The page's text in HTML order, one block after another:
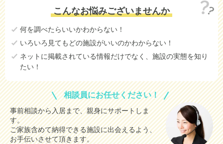
こんなお悩みございませんか
何を調べたらいいかわからない！
いろいろ見てもどの施設がいいのかわからない！
ネットに掲載されている情報だけでなく、施設の実態を知り
たい！
相談員にお任せください！
事前相談から入居まで、親身にサポートしま
す。
ご家族含めて納得できる施設に出会えるよう、
お手伝いさせて頂きます。